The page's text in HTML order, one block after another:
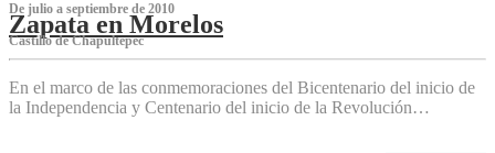
De julio a septiembre de 2010
Zapata en Morelos
Castillo de Chapultepec
En el marco de las conmemoraciones del Bicentenario del inicio de
la Independencia y Centenario del inicio de la Revolución…